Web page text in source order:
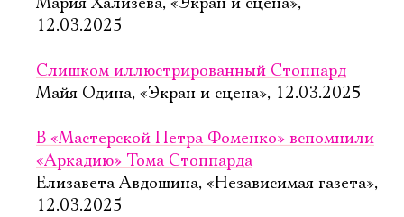
12.03.2025
Слишком иллюстрированный Стоппард
Майя Одина, «Экран и сцена», 12.03.2025
В «Мастерской Петра Фоменко» вспомнили
«Аркадию» Тома Стоппарда
Елизавета Авдошина, «Независимая газета»,
12.03.2025